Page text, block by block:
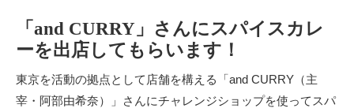
「and CURRY」さんにスパイスカレ
ーを出店してもらいます！
東京を活動の拠点として店舗を構える「and CURRY（主
宰・阿部由希奈）」さんにチャレンジショップを使ってスパ